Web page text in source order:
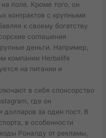
поле. Кроме того, он
контрактов с крупными
к своему богатству
соглашения
деньги. Например,
компании Herbalife
на питании и
в себя спонсорство
где он
долларов за один пост. В
в особенности
Роналду от рекламы,